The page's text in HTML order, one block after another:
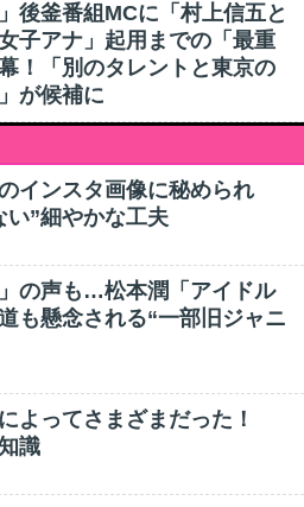
後釜番組MCに「村上信五と
子アナ」起用までの「最重
！「別のタレントと東京の
が候補に
インスタ画像に秘められ
い”細やかな工夫
の声も…松本潤「アイドル
も懸念される“一部旧ジャニ
よってさまざまだった！
識